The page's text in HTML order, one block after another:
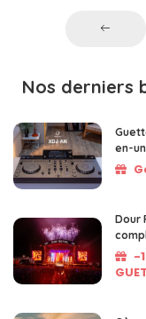
Nos derniers
en-
Dour
-